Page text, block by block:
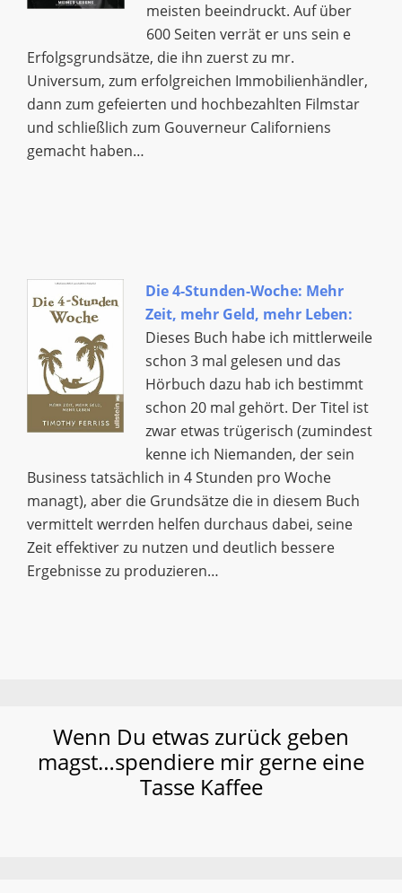
meisten beeindruckt. Auf über
600 Seiten verrät er uns sein e
Erfolgsgrundsätze, die ihn zuerst zu mr.
Universum, zum erfolgreichen Immobilienhändler,
dann zum gefeierten und hochbezahlten Filmstar
und schließlich zum Gouverneur Californiens
gemacht haben…
Die 4-Stunden-Woche: Mehr
Zeit, mehr Geld, mehr Leben:
Dieses Buch habe ich mittlerweile
schon 3 mal gelesen und das
Hörbuch dazu hab ich bestimmt
schon 20 mal gehört. Der Titel ist
zwar etwas trügerisch (zumindest
kenne ich Niemanden, der sein
Business tatsächlich in 4 Stunden pro Woche
managt), aber die Grundsätze die in diesem Buch
vermittelt werrden helfen durchaus dabei, seine
Zeit effektiver zu nutzen und deutlich bessere
Ergebnisse zu produzieren…
Wenn Du etwas zurück geben
magst…spendiere mir gerne eine
Tasse Kaffee